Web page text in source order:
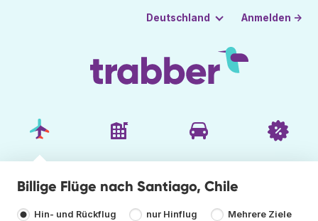
Deutschland Anmelden →
Billige Flüge nach Santiago, Chile
Hin- und Rückflug nur Hinflug Mehrere Ziele